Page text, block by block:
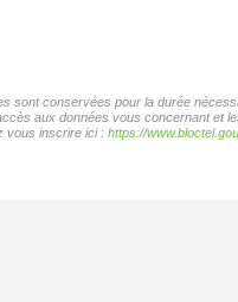
conservées pour la durée
aux données vous concernant et
vous inscrire ici : https://